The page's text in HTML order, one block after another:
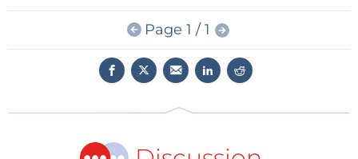
Cellulaire
Infrastructure Ethernet
Ethernet comme l’autoroute qui connecte tous les
tous les appareils soient capables de communiquer
Page 1 / 1